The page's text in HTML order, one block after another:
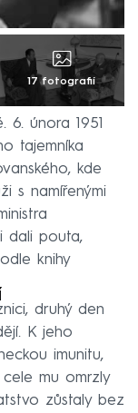
17 fotografií
6. února 1951
tajemníka
kde
s namířenými
dali pouta,
knihy
druhý den
K jeho
imunitu,
cele mu omrzly
zůstaly bez